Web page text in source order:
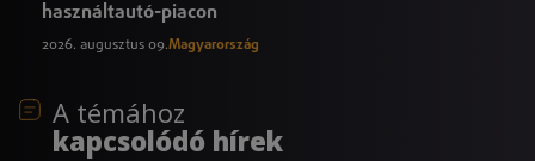
használtautó-piacon
2026. augusztus 09.Magyarország
A témához
kapcsolódó hírek